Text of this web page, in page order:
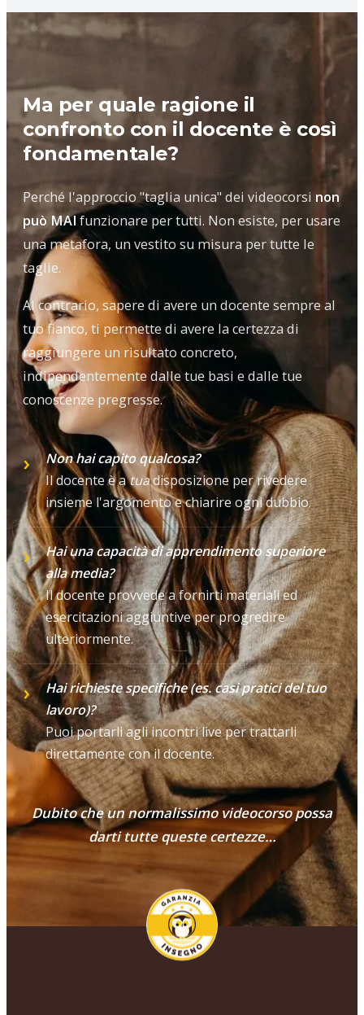
Ma per quale ragione il
confronto con il docente è così
fondamentale?
Perché l'approccio "taglia unica" dei videocorsi non
può MAIfunzionare per tutti. Non esiste, per usare
una metafora, un vestito su misura per tutte le
taglie.
Al contrario, sapere di avere un docente sempre al
tuo fianco, ti permette di avere la certezza di
raggiungere un risultato concreto,
indipendentemente dalle tue basi e dalle tue
conoscenze pregresse.
Non hai capito qualcosa?
Il docente è atuadisposizione per rivedere
insieme l'argomento e chiarire ogni dubbio.
Hai una capacità di apprendimento superiore
alla media?
Il docente provvede a fornirti materiali ed
esercitazioni aggiuntive per progredire
ulteriormente.
Hai richieste specifiche (es. casi pratici del tuo
lavoro)?
Puoi portarli agli incontri live per trattarli
direttamente con il docente.
Dubito che un normalissimo videocorso possa
darti tutte queste certezze…